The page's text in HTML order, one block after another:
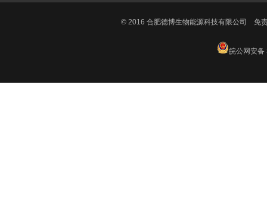
© 2016 合肥德博生物能源科技有限公司 免
皖公网安